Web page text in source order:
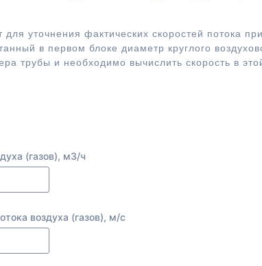
для уточнения фактических скоростей потока
в первом блоке диаметр круглого
трубы и необходимо вычислить скорость в
(газов), м3/ч
воздуха (газов), м/с